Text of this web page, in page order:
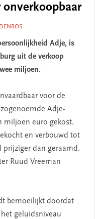
Adje, is
uit de verkoop
miljoen.
voor de
Adje-
miljoen euro gekost.
en verbouwd tot
prijziger dan geraamd.
Ruud Vreeman
bemoeilijkt doordat
geluidsniveau